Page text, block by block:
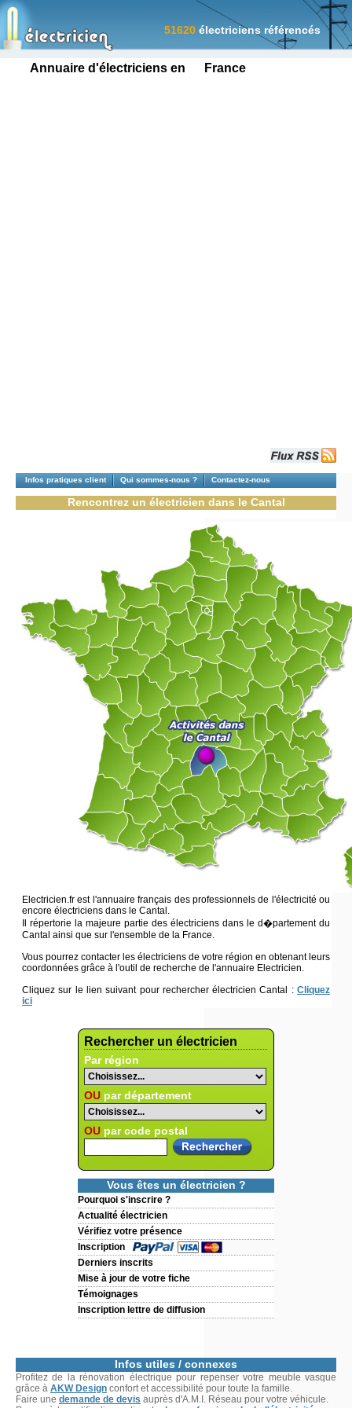
Annuaire d'électriciens en France
51620 électriciens référencés
Rechercher un électricien
Par région
OU par département
OU par code postal
Vous êtes un électricien ?
Pourquoi s'inscrire ?
Actualité électricien
Vérifiez votre présence
Inscription
Derniers inscrits
Mise à jour de votre fiche
Témoignages
Inscription lettre de diffusion
Infos pratiques client Qui sommes-nous ? Contactez-nous
Rencontrez un électricien dans le Cantal
Electricien.fr est l'annuaire français des professionnels de l'électricité ou
encore électriciens dans le Cantal.
Il répertorie la majeure partie des électriciens dans le d�partement du
Cantal ainsi que sur l'ensemble de la France.
Vous pourrez contacter les électriciens de votre région en obtenant leurs
coordonnées grâce à l'outil de recherche de l'annuaire Electricien.
Cliquez sur le lien suivant pour rechercher électricien Cantal : Cliquez
ici
Infos utiles / connexes
Profitez de la rénovation électrique pour repenser votre meuble vasque
grâce à AKW Design confort et accessibilité pour toute la famille.
Faire une demande de devis auprès d'A.M.I. Réseau pour votre véhicule.